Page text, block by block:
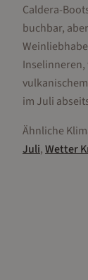
Caldera-
buchbar,
im Juli
Ähnliche
Juli,Wetter